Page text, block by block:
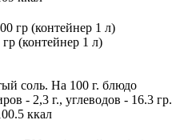
(контейнер 1 л)
соль. На 100 г. блюдо
- 2,3 г., углеводов - 16.3 гр.
ккал